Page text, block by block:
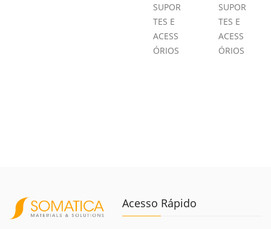
SUPOR
TES E
ACESS
ÓRIOS
SUPOR
TES E
ACESS
ÓRIOS
Acesso Rápido